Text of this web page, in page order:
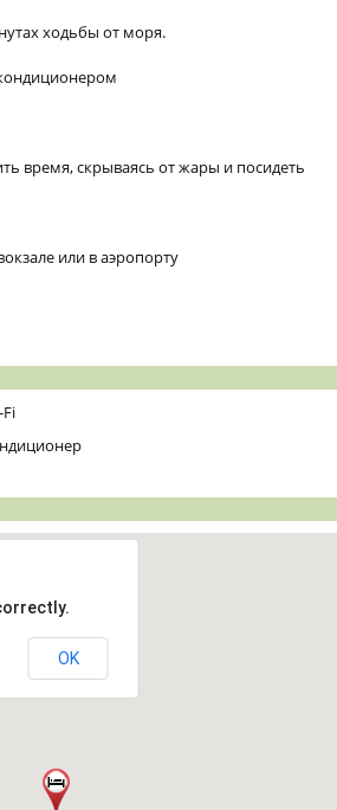
ходьбы от моря.
время, скрываясь от жары и посидеть
или в аэропорту
OK